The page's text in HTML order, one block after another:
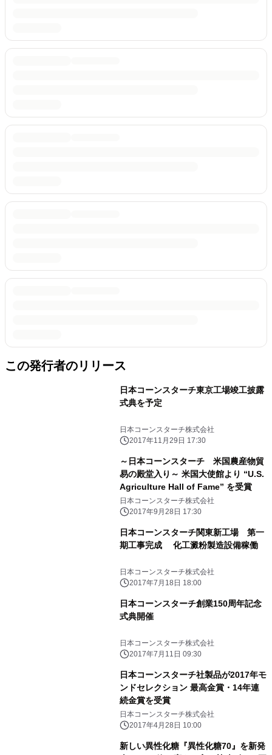
この発行者のリリース
日本コーンスターチ東京工場竣工披露
式典を予定
日本コーンスターチ株式会社
2017年11月29日 17:30
～日本コーンスターチ 米国農産物貿
易の殿堂入り～ 米国大使館より “U.S.
Agriculture Hall of Fame” を受賞
日本コーンスターチ株式会社
2017年9月28日 17:30
日本コーンスターチ関東新工場 第一
期工事完成 化工澱粉製造設備稼働
日本コーンスターチ株式会社
2017年7月18日 18:00
日本コーンスターチ創業150周年記念
式典開催
日本コーンスターチ株式会社
2017年7月11日 09:30
日本コーンスターチ社製品が2017年モ
ンドセレクション 最高金賞・14年連
続金賞を受賞
日本コーンスターチ株式会社
2017年4月28日 10:00
新しい異性化糖『異性化糖70』を新発